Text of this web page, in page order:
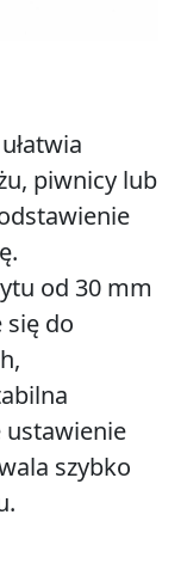
piwnicy lub
od 30 mm
się do
ustawienie
szybko